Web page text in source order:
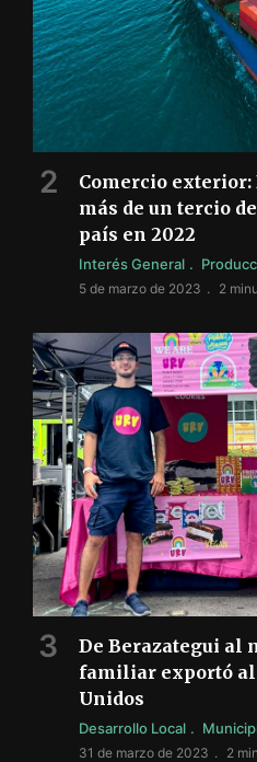
Comercio
más de un tercio
país en 2022
Interés General
5 de marzo de 2023 2
De Berazategui al
familiar exportó
Unidos
Desarrollo Local
31 de marzo de 2023 2